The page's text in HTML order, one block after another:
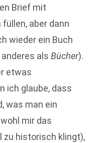
Brief mit
aber dann
wieder ein Buch
als Bücher).
etwas
ich glaube, dass
was man ein
mir das
zu historisch klingt),